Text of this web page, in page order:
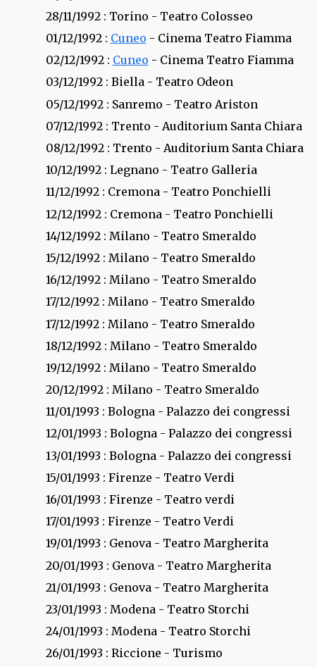
28/11/1992: Torino - Teatro Colosseo
01/12/1992: Cuneo - Cinema Teatro Fiamma
02/12/1992: Cuneo - Cinema Teatro Fiamma
03/12/1992: Biella - Teatro Odeon
05/12/1992: Sanremo - Teatro Ariston
07/12/1992: Trento - Auditorium Santa Chiara
08/12/1992: Trento - Auditorium Santa Chiara
10/12/1992: Legnano - Teatro Galleria
11/12/1992: Cremona - Teatro Ponchielli
12/12/1992: Cremona - Teatro Ponchielli
14/12/1992: Milano - Teatro Smeraldo
15/12/1992: Milano - Teatro Smeraldo
16/12/1992: Milano - Teatro Smeraldo
17/12/1992: Milano - Teatro Smeraldo
17/12/1992: Milano - Teatro Smeraldo
18/12/1992: Milano - Teatro Smeraldo
19/12/1992: Milano - Teatro Smeraldo
20/12/1992: Milano - Teatro Smeraldo
11/01/1993 : Bologna - Palazzo dei congressi
12/01/1993 : Bologna - Palazzo dei congressi
13/01/1993 : Bologna - Palazzo dei congressi
15/01/1993 : Firenze - Teatro Verdi
16/01/1993 : Firenze - Teatro verdi
17/01/1993 : Firenze - Teatro Verdi
19/01/1993 : Genova - Teatro Margherita
20/01/1993 : Genova - Teatro Margherita
21/01/1993 : Genova - Teatro Margherita
23/01/1993 : Modena - Teatro Storchi
24/01/1993 : Modena - Teatro Storchi
26/01/1993 : Riccione - Turismo